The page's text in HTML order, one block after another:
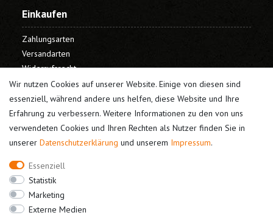
Wir nutzen Cookies auf unserer Website. Einige von diesen sind
essenziell, während andere uns helfen, diese Website und Ihre
Erfahrung zu verbessern. Weitere Informationen zu den von uns
verwendeten Cookies und Ihren Rechten als Nutzer finden Sie in
unserer Daten­schutz­erklärung und unserem Impressum.
Essenziell
Statistik
Marketing
Externe Medien
Einkaufen
Zahlungsarten
Versandarten
Widerrufsrecht
Warenkorb
Kasse
Mein Konto
Registrieren
Login
Unternehmen
Kontakt